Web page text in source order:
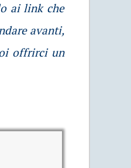
ai link che
avanti,
offrirci un